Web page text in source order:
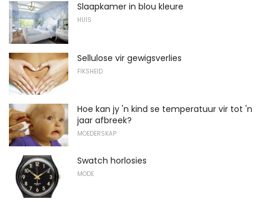
Slaapkamer in blou kleure
HUIS
Sellulose vir gewigsverlies
FIKSHEID
Hoe kan jy 'n kind se temperatuur vir tot 'n
jaar afbreek?
MOEDERSKAP
Swatch horlosies
MODE